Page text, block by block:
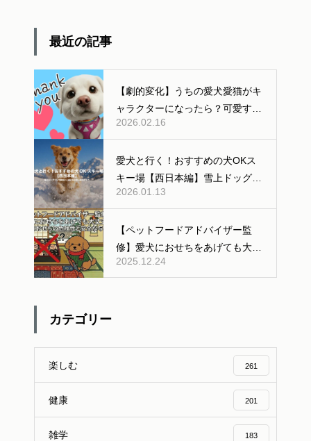
最近の記事
【劇的変化】うちの愛犬愛猫がキ
ャラクターになったら？可愛すぎ
る「AI変身」ギャラリー公開！
2026.02.16
愛犬と行く！おすすめの犬OKス
キー場【西日本編】雪上ドッグラ
ンあり
2026.01.13
【ペットフードアドバイザー監
修】愛犬におせちをあげても大丈
夫？人間用おせちの危険性と安全
な与え方
2025.12.24
カテゴリー
楽しむ 261
健康 201
雑学 183